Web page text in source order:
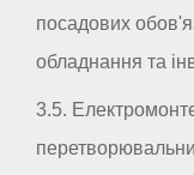
посадових
обладнання та
3.5.